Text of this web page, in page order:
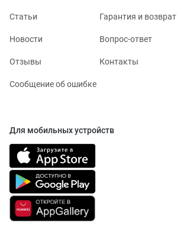
Статьи Гарантия и возврат
Новости Вопрос-ответ
Отзывы Контакты
Сообщение об ошибке
Для мобильных устройств